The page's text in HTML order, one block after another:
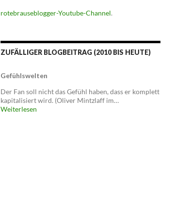
rotebrauseblogger-Youtube-Channel.
ZUFÄLLIGER BLOGBEITRAG (2010 BIS HEUTE)
Gefühlswelten
Der Fan soll nicht das Gefühl haben, dass er komplett
kapitalisiert wird. (Oliver Mintzlaff im…
Weiterlesen